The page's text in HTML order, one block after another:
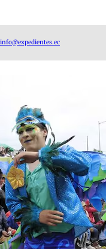
info@expedientes.ec